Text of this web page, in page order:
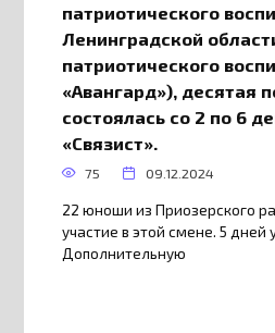
патриотического
Ленинградской
патриотического
«Авангард»), десятая
состоялась со 2 по 6
«Связист».
75 09.12.2024
22 юноши из Приозерского
участие в этой смене. 5 дней
Дополнительную